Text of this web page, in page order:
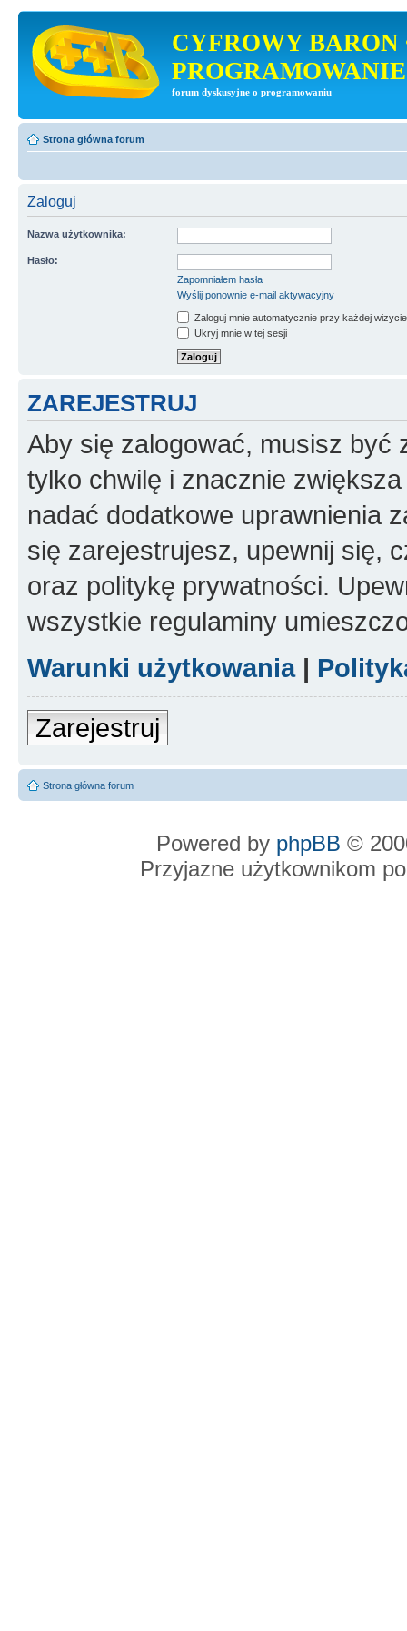
CYFROWY BARON
PROGRAMOWANIE
forum dyskusyjne o programowaniu
Strona główna forum
Zaloguj
Nazwa użytkownika:
Hasło:
Zapomniałem hasła
Wyślij ponownie e-mail aktywacyjny
Zaloguj mnie automatycznie przy każdej wizycie
Ukryj mnie w tej sesji
ZAREJESTRUJ
Aby się zalogować, musisz być
tylko chwilę i znacznie
nadać dodatkowe uprawnienia
się zarejestrujesz, upewnij się,
oraz politykę prywatności.
wszystkie regulaminy
Warunki użytkowania|
Zarejestruj
Strona główna forum
Powered by phpBB ©
Przyjazne użytkownikom